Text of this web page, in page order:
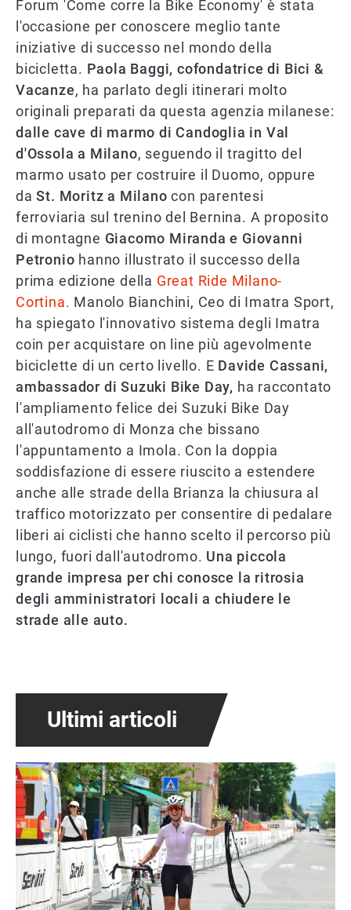
Forum 'Come corre la Bike Economy' è stata
l'occasione per conoscere meglio tante
iniziative di successo nel mondo della
bicicletta. Paola Baggi, cofondatrice di Bici &
Vacanze, ha parlato degli itinerari molto
originali preparati da questa agenzia milanese:
dalle cave di marmo di Candoglia in Val
d'Ossola a Milano, seguendo il tragitto del
marmo usato per costruire il Duomo, oppure
daSt. Moritz a Milano con parentesi
ferroviaria sul trenino del Bernina. A proposito
di montagne Giacomo Miranda e Giovanni
Petronio hanno illustrato il successo della
prima edizione della Great Ride Milano-
Cortina. Manolo Bianchini, Ceo di Imatra Sport,
ha spiegato l'innovativo sistema degli Imatra
coin per acquistare on line più agevolmente
biciclette di un certo livello. E Davide Cassani,
ambassador di Suzuki Bike Day, ha raccontato
l'ampliamento felice dei Suzuki Bike Day
all'autodromo di Monza che bissano
l'appuntamento a Imola. Con la doppia
soddisfazione di essere riuscito a estendere
anche alle strade della Brianza la chiusura al
traffico motorizzato per consentire di pedalare
liberi ai ciclisti che hanno scelto il percorso più
lungo, fuori dall'autodromo. Una piccola
grande impresa per chi conosce la ritrosia
degli amministratori locali a chiudere le
strade alle auto.
Ultimi articoli
Immagine